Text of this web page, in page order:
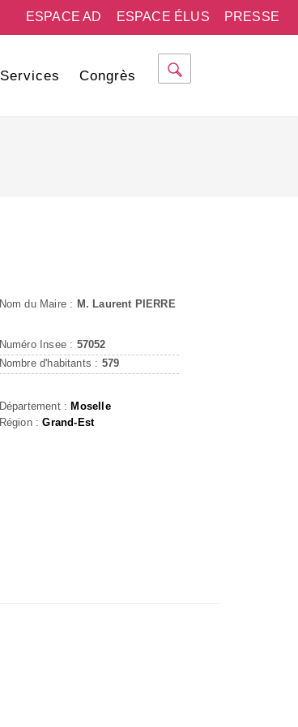
PRESSE
ESPACE ÉLUS
ESPACE AD
Services Congrès
Nom du Maire : M. Laurent PIERRE
Numéro Insee : 57052
Nombre d'habitants : 579
Département : Moselle
Région :Grand-Est